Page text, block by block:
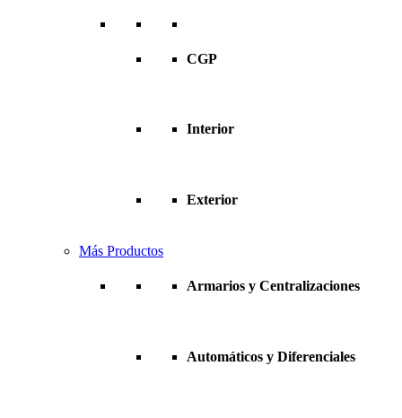
CGP
Interior
Exterior
Más Productos
Armarios y Centralizaciones
Automáticos y Diferenciales